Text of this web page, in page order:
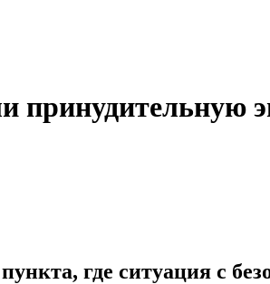
принудительную
где ситуация с